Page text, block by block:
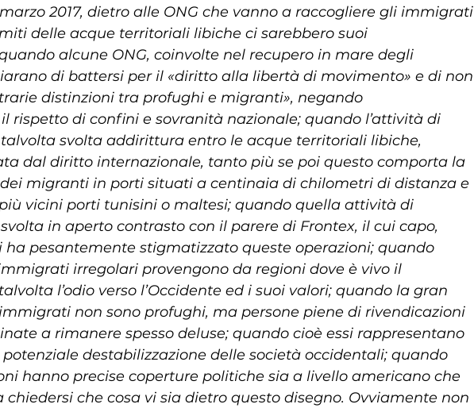
2017, dietro alle ONG che vanno a raccogliere gli immigrati
delle acque territoriali libiche ci sarebbero suoi
alcune ONG, coinvolte nel recupero in mare degli
di battersi per il «diritto alla libertà di movimento» e di non
distinzioni tra profughi e migranti», negando
rispetto di confini e sovranità nazionale; quando l’attività di
svolta addirittura entro le acque territoriali libiche,
dal diritto internazionale, tanto più se poi questo comporta la
dei migranti in porti situati a centinaia di chilometri di distanza e
vicini porti tunisini o maltesi; quando quella attività di
in aperto contrasto con il parere di Frontex, il cui capo,
ha pesantemente stigmatizzato queste operazioni; quando
irregolari provengono da regioni dove è vivo il
l’odio verso l’Occidente ed i suoi valori; quando la gran
non sono profughi, ma persone piene di rivendicazioni
a rimanere spesso deluse; quando cioè essi rappresentano
destabilizzazione delle società occidentali; quando
hanno precise coperture politiche sia a livello americano che
chiedersi che cosa vi sia dietro questo disegno. Ovviamente non